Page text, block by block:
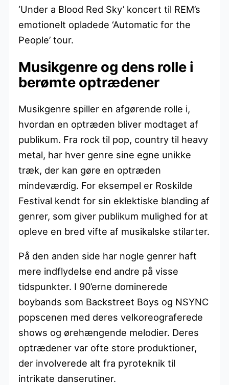
‘Under a Blood Red Sky’ koncert til REM’s
emotionelt opladede ‘Automatic for the
People’ tour.
Musikgenre og dens rolle i
berømte optrædener
Musikgenre spiller en afgørende rolle i,
hvordan en optræden bliver modtaget af
publikum. Fra rock til pop, country til heavy
metal, har hver genre sine egne unikke
træk, der kan gøre en optræden
mindeværdig. For eksempel er Roskilde
Festival kendt for sin eklektiske blanding af
genrer, som giver publikum mulighed for at
opleve en bred vifte af musikalske stilarter.
På den anden side har nogle genrer haft
mere indflydelse end andre på visse
tidspunkter. I 90’erne dominerede
boybands som Backstreet Boys og NSYNC
popscenen med deres velkoreograferede
shows og ørehængende melodier. Deres
optrædener var ofte store produktioner,
der involverede alt fra pyroteknik til
intrikate danserutiner.